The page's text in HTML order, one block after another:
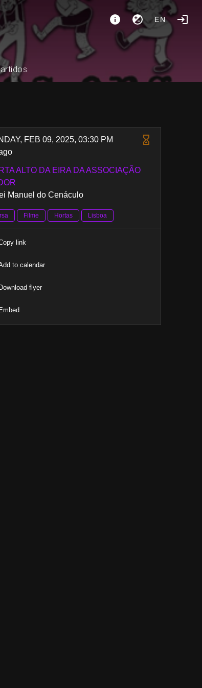
EN
FEB 09, 2025, 03:30 PM
ALTO DA EIRA DA ASSOCIAÇÃO
Manuel do Cenáculo
Filme Hortas Lisboa
link
to calendar
Download flyer
Embed